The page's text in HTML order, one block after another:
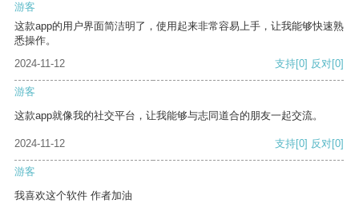
游客
这款app的用户界面简洁明了，使用起来非常容易上手，让我能够快速熟
悉操作。
2024-11-12
支持[0] 反对[0]
游客
这款app就像我的社交平台，让我能够与志同道合的朋友一起交流。
2024-11-12 支持[0] 反对[0]
游客
我喜欢这个软件 作者加油